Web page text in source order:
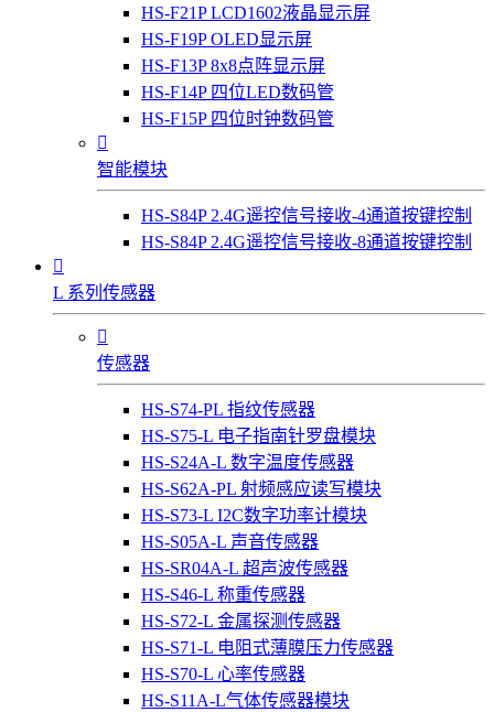
HS-F21P LCD1602液晶显示屏
HS-F19P OLED显示屏
HS-F13P 8x8点阵显示屏
HS-F14P 四位LED数码管
HS-F15P 四位时钟数码管

智能模块
HS-S84P 2.4G遥控信号接收-4通道按键控制
HS-S84P 2.4G遥控信号接收-8通道按键控制

L 系列传感器

传感器
HS-S74-PL 指纹传感器
HS-S75-L 电子指南针罗盘模块
HS-S24A-L 数字温度传感器
HS-S62A-PL 射频感应读写模块
HS-S73-L I2C数字功率计模块
HS-S05A-L 声音传感器
HS-SR04A-L 超声波传感器
HS-S46-L 称重传感器
HS-S72-L 金属探测传感器
HS-S71-L 电阻式薄膜压力传感器
HS-S70-L 心率传感器
HS-S11A-L气体传感器模块